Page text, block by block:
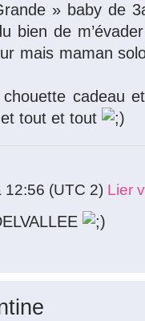
» baby de
bien de
mais maman
cadeau
tout et tout
12:56 (UTC 2) Lier